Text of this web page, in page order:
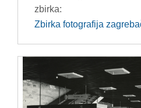
zbirka:
Zbirka fotografija